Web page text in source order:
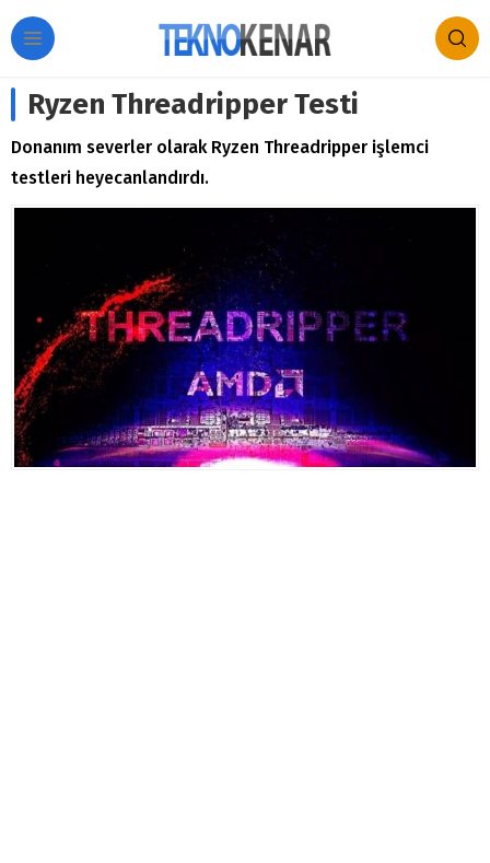
Ryzen Threadripper Testi
Donanım severler olarak Ryzen Threadripper işlemci
testleri heyecanlandırdı.